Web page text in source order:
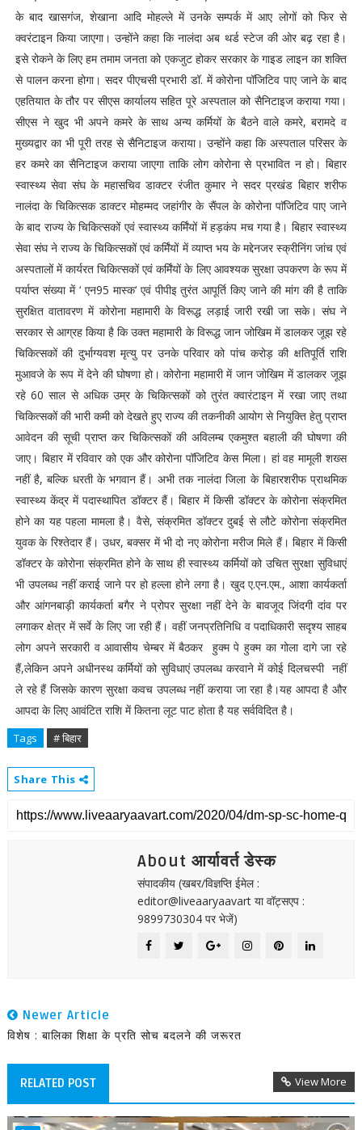
के बाद खासगंज, शेखाना आदि मोहल्ले में उनके सम्पर्क में आए लोगों को फिर से
क्वरंटाइन किया जाएगा। उन्होंने कहा कि नालंदा अब थर्ड स्टेज की ओर बढ़ रहा है।
इसे रोकने के लिए हम तमाम जनता को एकजुट होकर सरकार के गाइड लाइन का शक्ति
से पालन करना होगा। सदर पीएचसी प्रभारी डॉ. में कोरोना पॉजिटिव पाए जाने के बाद
एहतियात के तौर पर सीएस कार्यालय सहित पूरे अस्पताल को सैनिटाइज कराया गया।
सीएस ने खुद भी अपने कमरे के साथ अन्य कर्मियों के बैठने वाले कमरे, बरामदे व
मुख्यद्वार का भी पूरी तरह से सैनिटाइज कराया। उन्होंने कहा कि अस्पताल परिसर के
हर कमरे का सैनिटाइज कराया जाएगा ताकि लोग कोरोना से प्रभावित न हो। बिहार
स्वास्थ्य सेवा संघ के महासचिव डाक्टर रंजीत कुमार ने सदर प्रखंड बिहार शरीफ
नालंदा के चिकित्सक डाक्टर मोहम्मद जहांगीर के सैंपल के कोरोना पाॅजिटिव पाए जाने
के बाद राज्य के चिकित्सकों एवं स्वास्थ्य कर्मिंयों में हड़कंप मच गया है। बिहार स्वास्थ्य
सेवा संघ ने राज्य के चिकित्सकों एवं कर्मिंयों में व्याप्त भय के मद्देनजर स्क्रीनिंग जांच एवं
अस्पतालों में कार्यरत चिकित्सकों एवं कर्मिंयों के लिए आवश्यक सुरक्षा उपकरण के रूप में
पर्याप्त संख्या में ‘ एन95 मास्क‘ एवं पीपीइ तुरंत आपूर्ति किए जाने की मांग की है ताकि
सुरक्षित वातावरण में कोरोना महामारी के विरूद्ध लड़ाई जारी रखी जा सके। संघ ने
सरकार से आग्रह किया है कि उक्त महामारी के विरूद्ध जान जोखिम में डालकर जूझ रहे
चिकित्सकों की दुर्भाग्यवश मृत्यु पर उनके परिवार को पांच करोड़ की क्षतिपूर्ति राशि
मुआवजे के रूप में देने की घोषणा हो। कोरोना महामारी में जान जोखिम में डालकर जूझ
रहे 60 साल से अधिक उम्र के चिकित्सकों को तुरंत क्वारंटाइन में रखा जाए तथा
चिकित्सकों की भारी कमी को देखते हुए राज्य की तकनीकी आयोग से नियुक्ति हेतु प्राप्त
आवेदन की सूची प्राप्त कर चिकित्सकों की अविलम्ब एकमुश्त बहाली की घोषणा की
जाए। बिहार में रविवार को एक और कोरोना पॉजिटिव केस मिला। हां वह मामूली शख्स
नहीं है, बल्कि धरती के भगवान हैं। अभी तक नालंदा जिला के बिहारशरीफ प्राथमिक
स्‍वास्‍थ्‍य केंद्र में पदास्‍थापित डॉक्‍टर हैं। बिहार में किसी डॉक्‍टर के कोरोना संक्रमित
होने का यह पहला मामला है। वैसे, संक्रमित डॉक्‍टर दुबई से लौटे कोरोना संक्रमित
युवक के रिश्तेदार हैं। उधर, बक्‍सर में भी दो नए कोरोना मरीज मिले हैं। बिहार में किसी
डॉक्‍टर के कोरोना संक्रमित होने के साथ ही स्वास्थ्य कर्मियों को उचित सुरक्षा सुविधाएं
भी उपलब्ध नहीं कराई जाने पर हो हल्ला होने लगा है। खुद ए.एन.एम., आशा कार्यकर्ता
और आंगनबाड़ी कार्यकर्ता बगैर ने प्रोपर सुरक्षा नहीं देने के बावजूद जिंदगी दांव पर
लगाकर क्षेत्र में सर्वे के लिए जा रही हैं। वहीं जनप्रतिनिधि व पदाधिकारी सदृश्य साहब
लोग अपने सरकारी व आवासीय चेम्बर में बैठकर हुक्म पे हुक्म का गोला दागे जा रहे
हैं,लेकिन अपने अधीनस्थ कर्मियों को सुविधाएं उपलब्ध करवाने में कोई दिलचस्पी नहीं
ले रहे हैं जिसके कारण सुरक्षा कवच उपलब्ध नहीं कराया जा रहा है।यह आपदा है और
आपदा के लिए आवंटित राशि में कितना लूट पाट होता है यह सर्वविदित है।
Tags # बिहार
Share This
About आर्यावर्त डेस्क
संपादकीय (खबर/विज्ञप्ति ईमेल :
editor@liveaaryaavart या वॉट्सएप :
9899730304 पर भेजें)
Newer Article
विशेष : बालिका शिक्षा के प्रति सोच बदलने की जरूरत
RELATED POST View More